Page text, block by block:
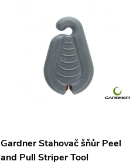
Gardner Stahovač šňůr Peel
and Pull Striper Tool